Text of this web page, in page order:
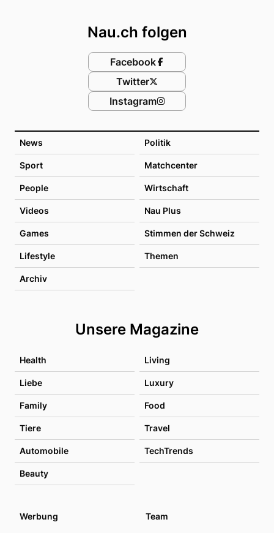
News Politik
Sport Matchcenter
People Wirtschaft
Videos Nau Plus
Games Stimmen der Schweiz
Lifestyle Themen
Archiv
Unsere Magazine
Health Living
Liebe Luxury
Family Food
Tiere Travel
Automobile TechTrends
Beauty
Nau.ch folgen
Facebook
Twitter
Instagram
Werbung
Team